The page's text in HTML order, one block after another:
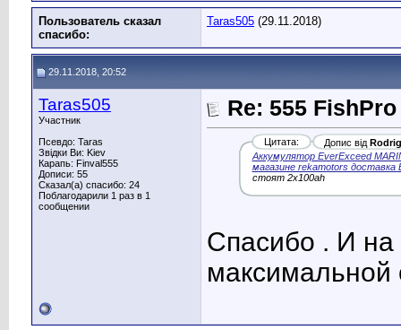
Пользователь сказал
cпасибо:
Taras505 (29.11.2018)
29.11.2018, 20:52
Taras505
Участник
Псевдо: Taras
Звідки Ви: Kiev
Карапь: Finval555
Дописи: 55
Сказал(а) спасибо: 24
Поблагодарили 1 раз в 1
сообщении
Re: 555 FishPro
Цитата: Допис від
Аккумулятор EverExceed
магазине rekamotors доставка
стоят 2х100ah
Спасибо . И на
максимальной